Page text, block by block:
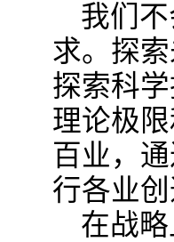
我们
求。探
探索科
理论极
百业，
行各业
在战